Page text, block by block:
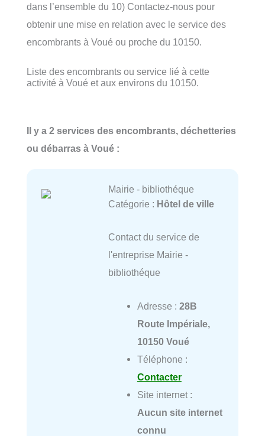
dans l’ensemble du 10) Contactez-nous pour
obtenir une mise en relation avec le service des
encombrants à Voué ou proche du 10150.
Liste des encombrants ou service lié à cette
activité à Voué et aux environs du 10150.
Il y a 2 services des encombrants, déchetteries
ou débarras à Voué :
Mairie - bibliothéque
Catégorie : Hôtel de ville
Contact du service de
l'entreprise Mairie -
bibliothéque
Adresse : 28B
Route Impériale,
10150 Voué
Téléphone :
Contacter
Site internet :
Aucun site internet
connu